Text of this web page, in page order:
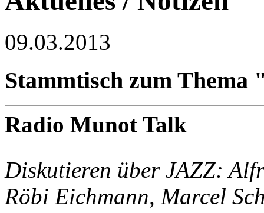
09.03.2013
Stammtisch zum Thema
Radio Munot Talk
Diskutieren über JAZZ:
Röbi Eichmann, Marcel